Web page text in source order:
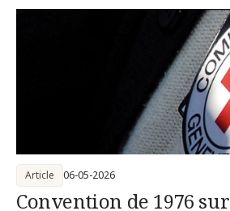
Convention de 1976 sur
Article 06-05-2026